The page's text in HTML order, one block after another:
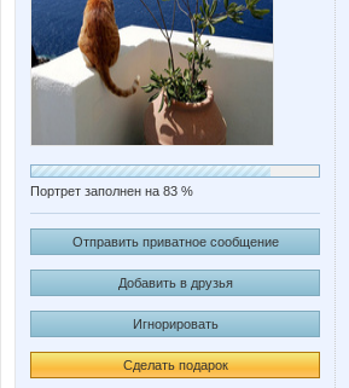
Портрет заполнен на 83 %
Отправить приватное сообщение
Добавить в друзья
Игнорировать
Сделать подарок